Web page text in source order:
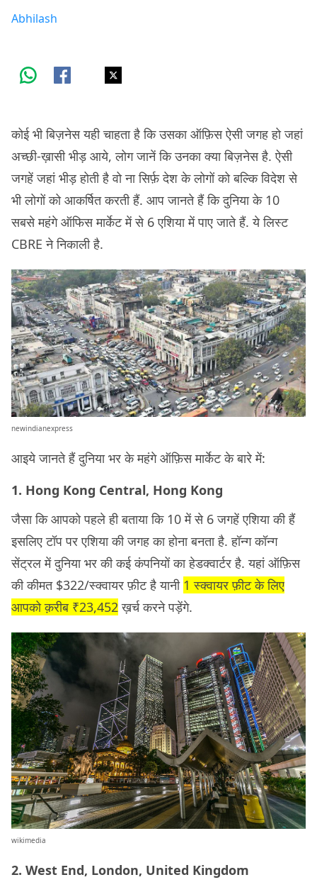
Abhilash
कोई भी बिज़नेस यही चाहता है कि उसका ऑफ़िस ऐसी जगह हो जहां
अच्छी-ख़ासी भीड़ आये, लोग जानें कि उनका क्या बिज़नेस है. ऐसी
जगहें जहां भीड़ होती है वो ना सिर्फ़ देश के लोगों को बल्कि विदेश से
भी लोगों को आकर्षित करती हैं. आप जानते हैं कि दुनिया के 10
सबसे महंगे ऑफिस मार्केट में से 6 एशिया में पाए जाते हैं. ये लिस्ट
CBRE ने निकाली है.
newindianexpress
आइये जानते हैं दुनिया भर के महंगे ऑफ़िस मार्केट के बारे में:
1. Hong Kong Central, Hong Kong
जैसा कि आपको पहले ही बताया कि 10 में से 6 जगहें एशिया की हैं
इसलिए टॉप पर एशिया की जगह का होना बनता है. हॉन्ग कॉन्ग
सेंट्रल में दुनिया भर की कई कंपनियों का हेडक्वार्टर है. यहां ऑफ़िस
की कीमत $322/स्क्वायर फ़ीट है यानी 1 स्क्वायर फ़ीट के लिए
आपको क़रीब ₹23,452 ख़र्च करने पड़ेंगे.
wikimedia
2. West End, London, United Kingdom